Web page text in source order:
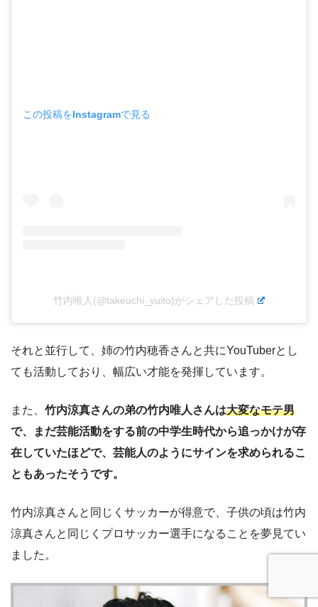
この投稿をInstagramで見る
竹内唯人(@takeuchi_yuito)がシェアした投稿
それと並行して、姉の竹内穂香さんと共にYouTuberとし
ても活動しており、幅広い才能を発揮しています。
また、 竹内涼真さんの弟の竹内唯人さんは大変なモテ男
で、まだ芸能活動をする前の中学生時代から追っかけが存
在していたほどで、芸能人のようにサインを求められるこ
ともあったそうです。
竹内涼真さんと同じくサッカーが得意で、子供の頃は竹内
涼真さんと同じくプロサッカー選手になることを夢見てい
ました。